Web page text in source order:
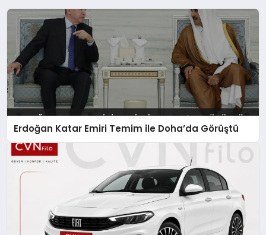
Erdoğan Katar Emiri Temim ile Doha’da Görüştü